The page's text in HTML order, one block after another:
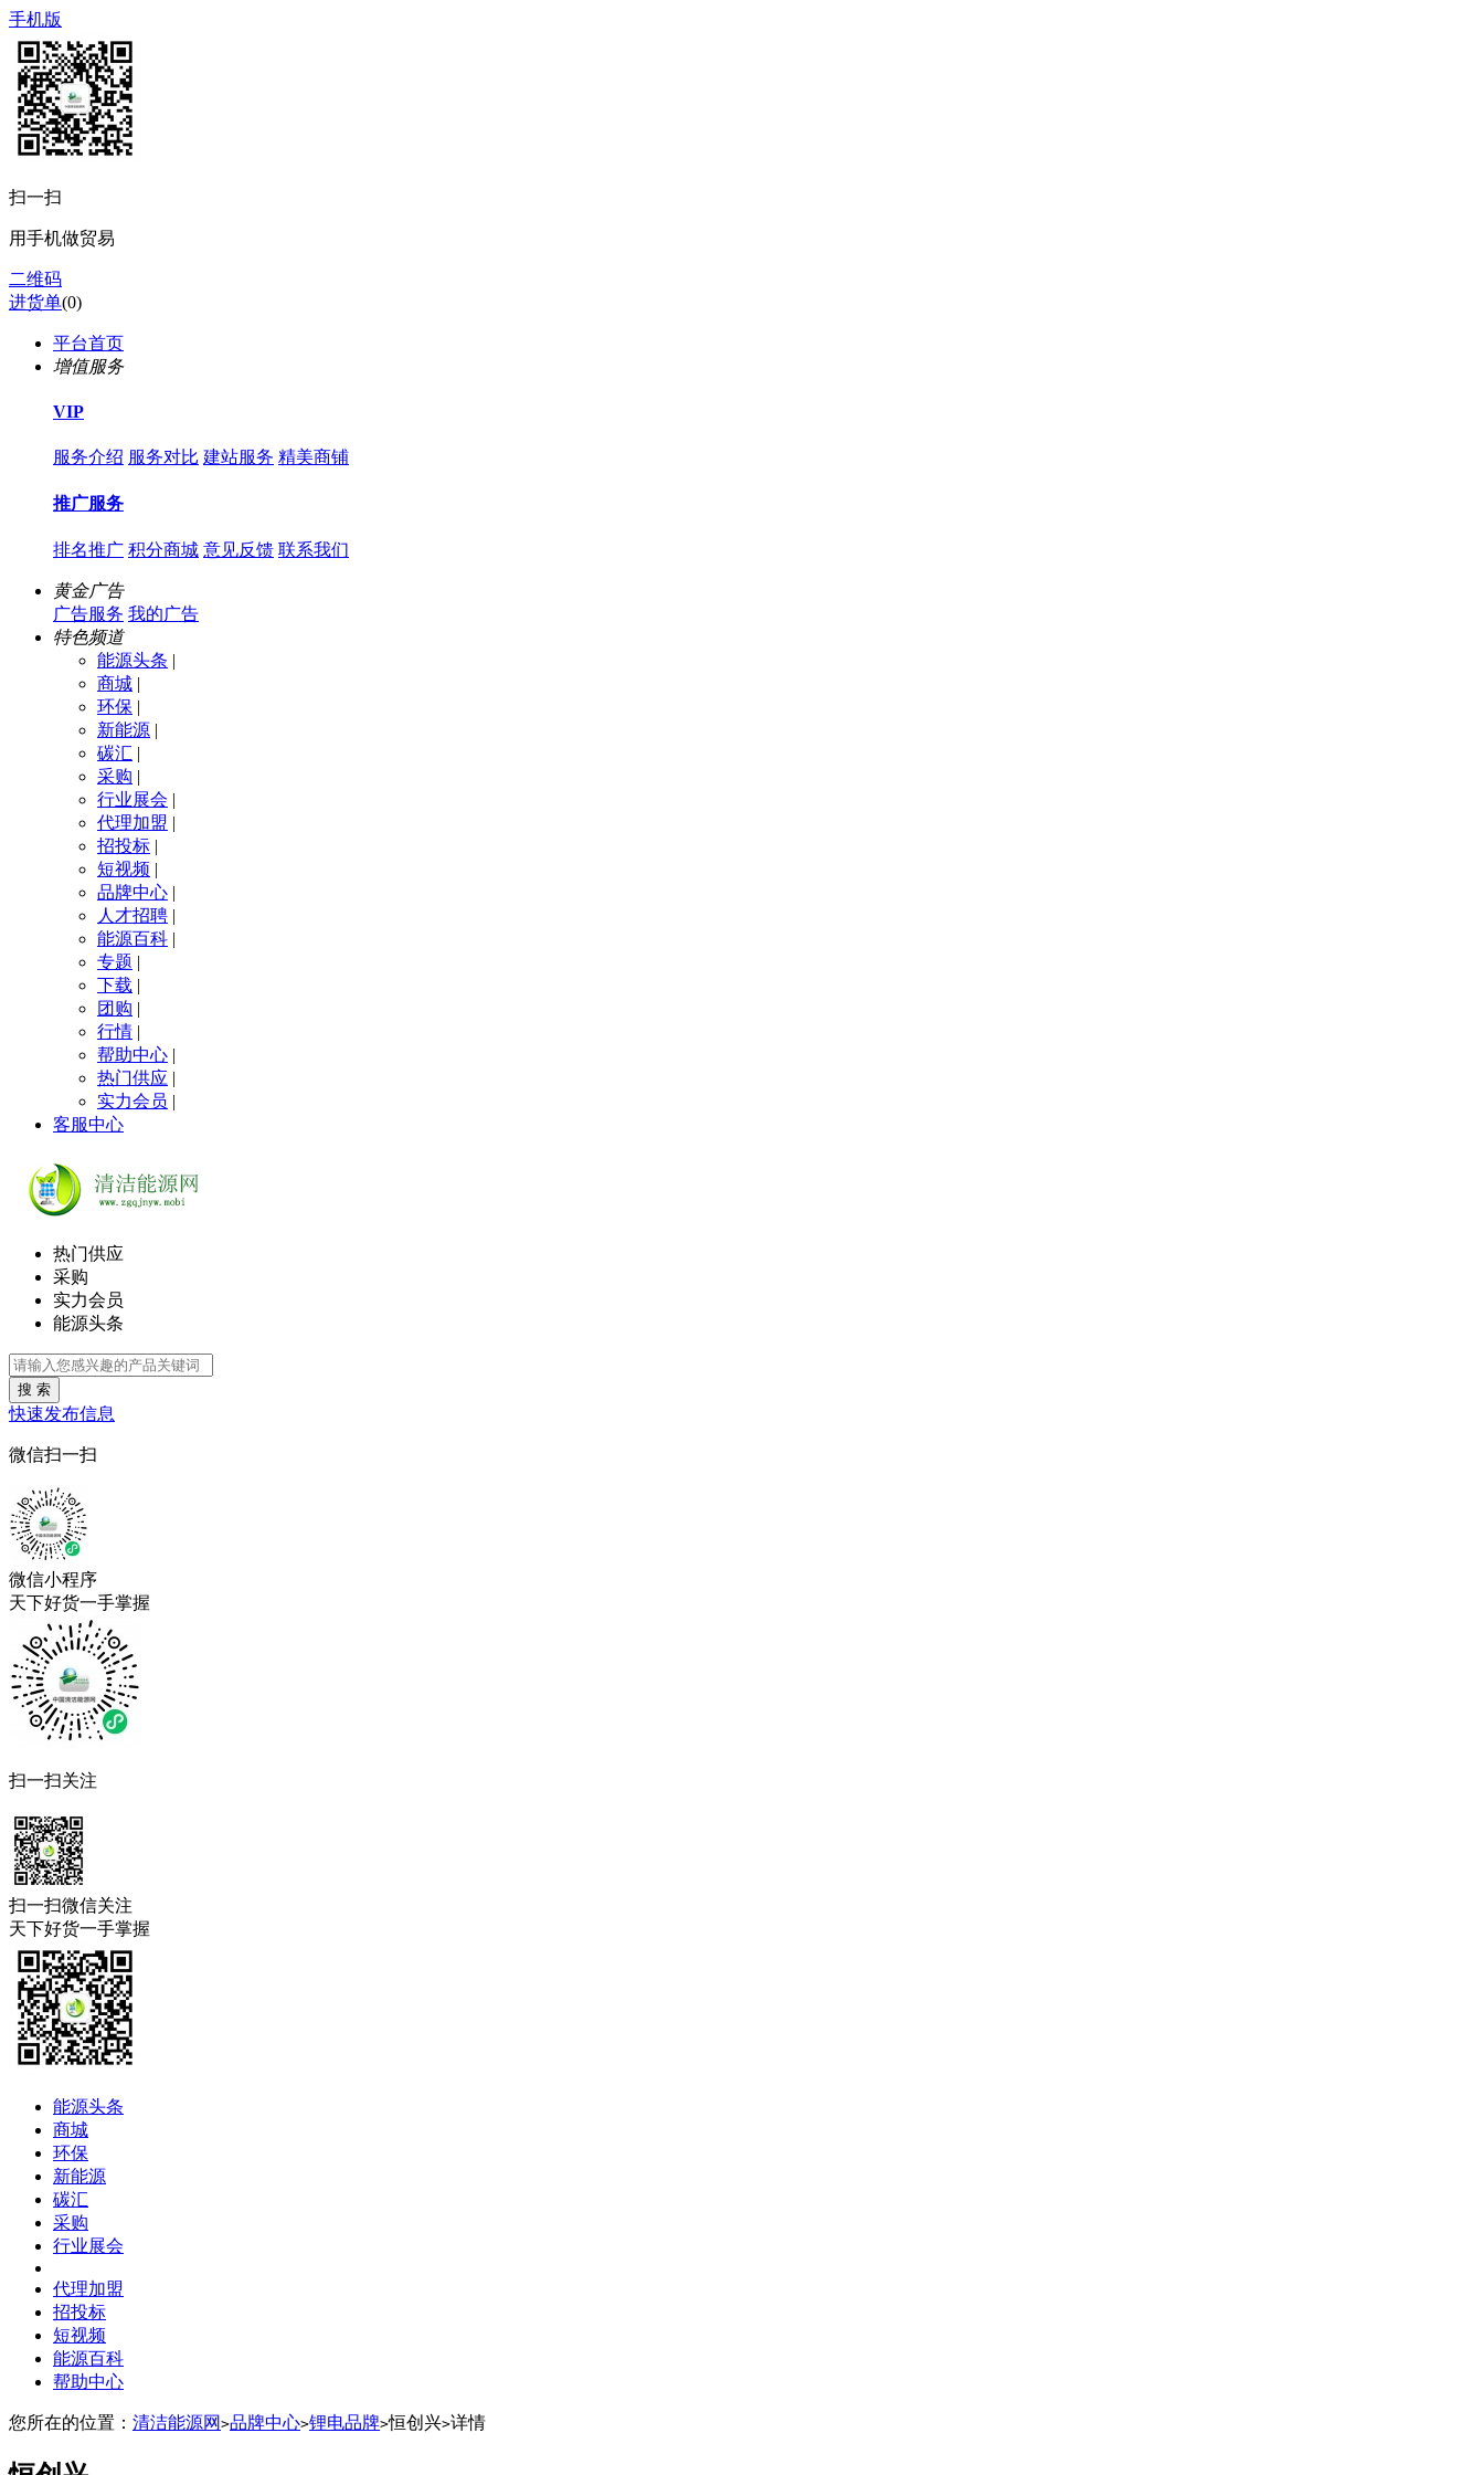
手机版
扫一扫
用手机做贸易
二维码
进货单(0)
平台首页
增值服务
VIP
服务介绍 服务对比 建站服务 精美商铺
推广服务
排名推广 积分商城 意见反馈 联系我们
黄金广告
广告服务 我的广告
特色频道
能源头条 |
商城 |
环保 |
新能源 |
碳汇 |
采购 |
行业展会 |
代理加盟 |
招投标 |
短视频 |
品牌中心 |
人才招聘 |
能源百科 |
专题 |
下载 |
团购 |
行情 |
帮助中心 |
热门供应 |
实力会员 |
客服中心
热门供应
采购
实力会员
能源头条
搜 索
快速发布信息
微信扫一扫
微信小程序
天下好货一手掌握
扫一扫关注
扫一扫微信关注
天下好货一手掌握
能源头条
商城
环保
新能源
碳汇
采购
行业展会
代理加盟
招投标
短视频
能源百科
帮助中心
您所在的位置： 清洁能源网 >品牌中心>锂电品牌>恒创兴>详情